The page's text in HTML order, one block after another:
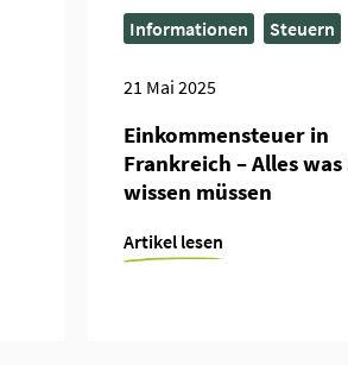
Informationen Steuern
21 Mai 2025
Einkommensteuer in
Frankreich – Alles was
wissen müssen
Artikel lesen